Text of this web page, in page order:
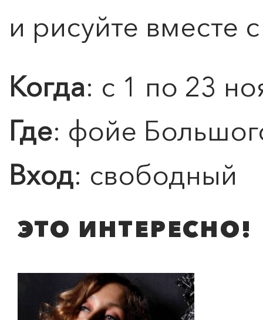
и рисуйте вместе
Когда: с 1 по 23
Где: фойе
Вход: свободный
ЭТО ИНТЕРЕСНО!